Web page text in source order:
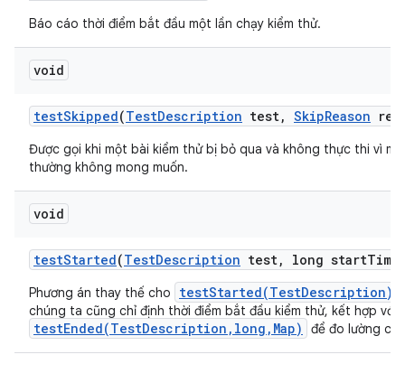
Báo cáo thời điểm bắt đầu một lần chạy kiểm thử.
void
testSkipped(TestDescription test, SkipReason
Được gọi khi một bài kiểm thử bị bỏ qua và không thực thi vì
thường không mong muốn.
void
testStarted(TestDescription test, long start
Phương án thay thế cho testStarted(TestDescription)
chúng ta cũng chỉ định thời điểm bắt đầu kiểm thử, kết hợp với
testEnded(TestDescription,long,Map) để đo lường